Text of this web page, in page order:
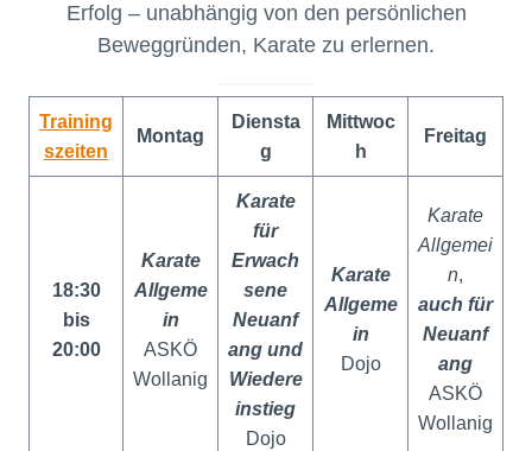
Erfolg – unabhängig von den persönlichen
Beweggründen, Karate zu erlernen.
Training
szeiten
Montag
Diensta
g
Mittwoc
h
Freitag
18:30
bis
20:00
Karate
Allgeme
in
ASKÖ
Wollanig
Karate
für
Erwach
sene
Neuanf
ang und
Wiedere
instieg
Dojo
Karate
Allgeme
in
Dojo
Karate
Allgemei
n,
auch für
Neuanf
ang
ASKÖ
Wollanig